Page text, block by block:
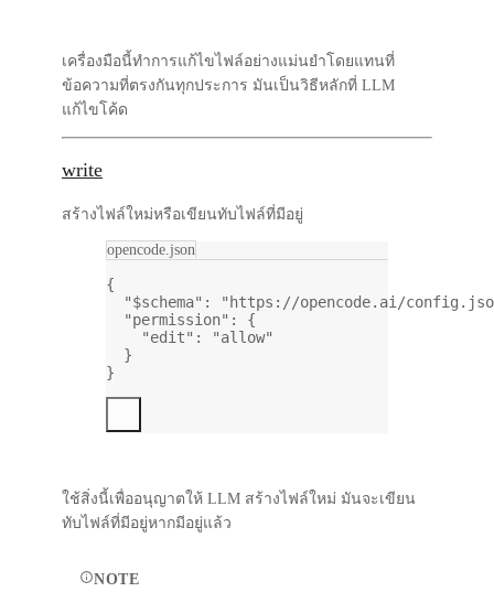
เครื่องมือนี้ทำการแก้ไขไฟล์อย่างแม่นยำโดยแทนที่
ข้อความที่ตรงกันทุกประการ มันเป็นวิธีหลักที่ LLM
แก้ไขโค้ด
write
สร้างไฟล์ใหม่หรือเขียนทับไฟล์ที่มีอยู่
opencode.json
{
"$schema" :
"https://opencode.ai/
"permission" : {
"edit" :
"allow"
}
}
ใช้สิ่งนี้เพื่ออนุญาตให้ LLM สร้างไฟล์ใหม่ มันจะเขียน
ทับไฟล์ที่มีอยู่หากมีอยู่แล้ว
NOTE